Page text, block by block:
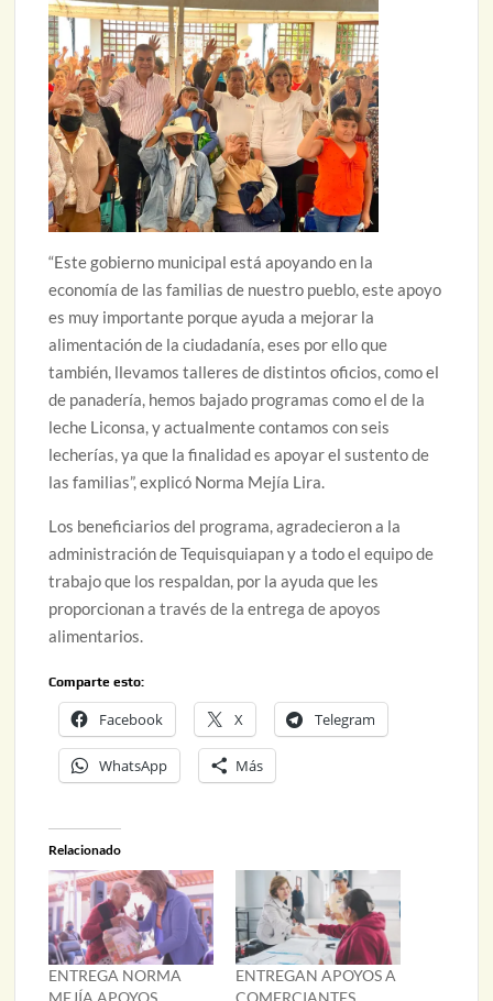
“Este gobierno municipal está apoyando en la
economía de las familias de nuestro pueblo, este apoyo
es muy importante porque ayuda a mejorar la
alimentación de la ciudadanía, eses por ello que
también, llevamos talleres de distintos oficios, como el
de panadería, hemos bajado programas como el de la
leche Liconsa, y actualmente contamos con seis
lecherías, ya que la finalidad es apoyar el sustento de
las familias”, explicó Norma Mejía Lira.
Los beneficiarios del programa, agradecieron a la
administración de Tequisquiapan y a todo el equipo de
trabajo que los respaldan, por la ayuda que les
proporcionan a través de la entrega de apoyos
alimentarios.
Comparte esto:
Facebook X Telegram
WhatsApp Más
Relacionado
ENTREGA NORMA
MEJÍA APOYOS
ENTREGAN APOYOS A
COMERCIANTES